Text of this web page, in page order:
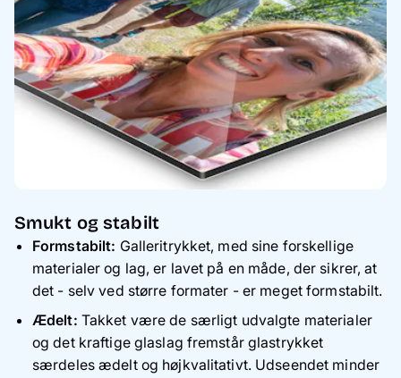
Smukt og stabilt
Formstabilt: Galleritrykket, med sine forskellige
materialer og lag, er lavet på en måde, der sikrer, at
det - selv ved større formater - er meget formstabilt.
Ædelt: Takket være de særligt udvalgte materialer
og det kraftige glaslag fremstår glastrykket
særdeles ædelt og højkvalitativt. Udseendet minder